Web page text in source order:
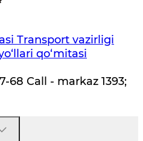
Transport vazirligi
qo‘mitasi
68 Call - markaz 1393;